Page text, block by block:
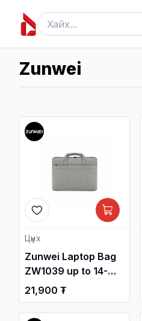
Zunwei
Цүнх
Zunwei Laptop Bag
ZW1039 up to 14-
inch / Зөөврийн
Компьютерын Цүнх
/
21,900 ₮